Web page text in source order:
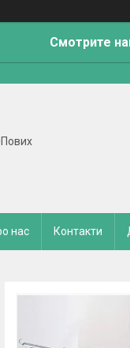
Смотрите
нас Контакти